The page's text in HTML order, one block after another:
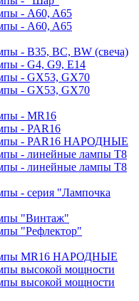
- A60, A65
- A60, A65
- B35, BC, BW (свеча)
- G4, G9, Е14
- GX53, GX70
- GX53, GX70
- MR16
- PAR16
- PAR16 НАРОДНЫЕ
- линейные лампы T8
- линейные лампы T8
- серия "Лампочка
"Винтаж"
"Рефлектор"
MR16 НАРОДНЫЕ
высокой мощности
высокой мощности